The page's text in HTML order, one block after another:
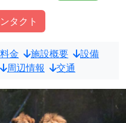
タクト
金 施設概要
設備
周辺情報 交通